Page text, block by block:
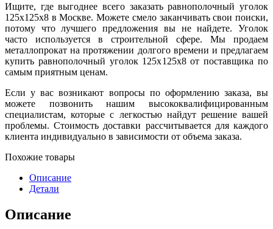
Ищите, где выгоднее всего заказать равнополочный уголок
125х125х8 в Москве. Можете смело заканчивать свои поиски,
потому что лучшего предложения вы не найдете. Уголок
часто используется в строительной сфере. Мы продаем
металлопрокат на протяжении долгого времени и предлагаем
купить равнополочный уголок 125х125х8 от поставщика по
самым приятным ценам.
Если у вас возникают вопросы по оформлению заказа, вы
можете позвонить нашим высококвалифицированным
специалистам, которые с легкостью найдут решение вашей
проблемы. Стоимость доставки рассчитывается для каждого
клиента индивидуально в зависимости от объема заказа.
Похожие товары
Описание
Детали
Описание